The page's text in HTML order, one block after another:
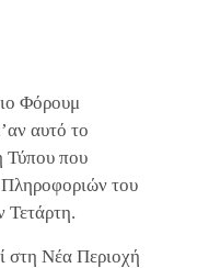
Φόρουμ
αυτό το
Τύπου που
του
Τετάρτη.
στη Νέα Περιοχή